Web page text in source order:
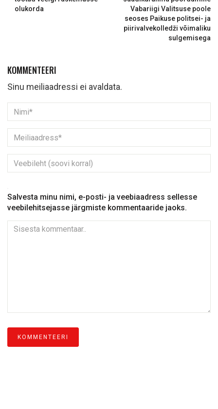
olukorda
Vabariigi Valitsuse poole
seoses Paikuse politsei- ja
piirivalvekolledži võimaliku
sulgemisega
KOMMENTEERI
Sinu meiliaadressi ei avaldata.
Salvesta minu nimi, e-posti- ja veebiaadress sellesse
veebilehitsejasse järgmiste kommentaaride jaoks.